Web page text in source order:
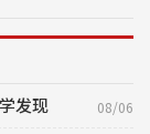
发现 08/06